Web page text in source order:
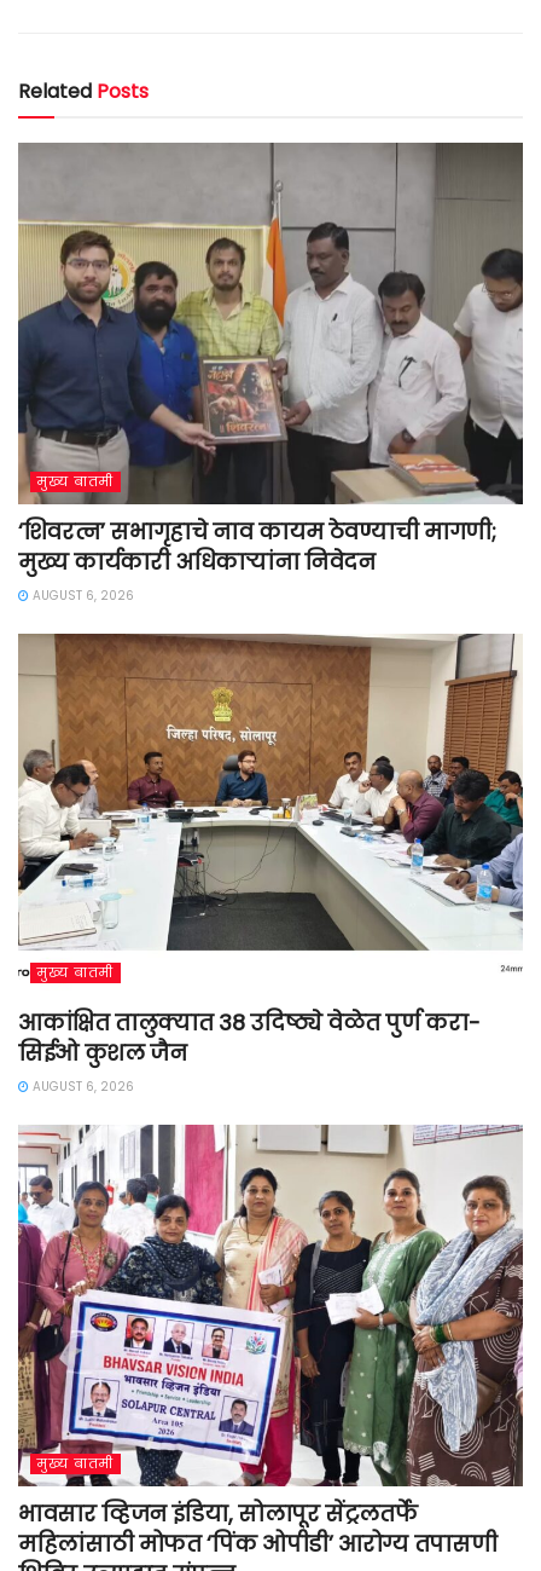
Related Posts
मुख्य बातमी
‘शिवरत्न’ सभागृहाचे नाव कायम ठेवण्याची मागणी;
मुख्य कार्यकारी अधिकाऱ्यांना निवेदन
AUGUST 6, 2026
मुख्य बातमी
आकांक्षित तालुक्यात 38 उदिष्ठ्ये वेळेत पुर्ण करा-
सिईओ कुशल जैन
AUGUST 6, 2026
मुख्य बातमी
भावसार व्हिजन इंडिया, सोलापूर सेंट्रलतर्फे
महिलांसाठी मोफत ‘पिंक ओपीडी’ आरोग्य तपासणी